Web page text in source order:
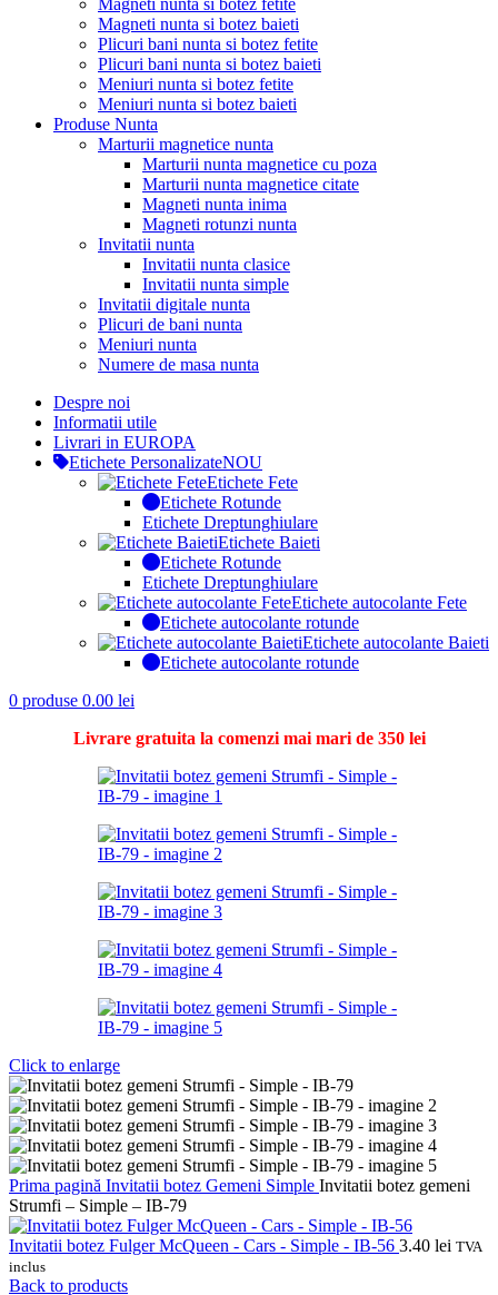
Magneti nunta si botez fetite
Magneti nunta si botez baieti
Plicuri bani nunta si botez fetite
Plicuri bani nunta si botez baieti
Meniuri nunta si botez fetite
Meniuri nunta si botez baieti
Produse Nunta
Marturii magnetice nunta
Marturii nunta magnetice cu poza
Marturii nunta magnetice citate
Magneti nunta inima
Magneti rotunzi nunta
Invitatii nunta
Invitatii nunta clasice
Invitatii nunta simple
Invitatii digitale nunta
Plicuri de bani nunta
Meniuri nunta
Numere de masa nunta
Despre noi
Informatii utile
Livrari in EUROPA
Etichete PersonalizateNOU
Etichete Fete
Etichete Rotunde
Etichete Dreptunghiulare
Etichete Baieti
Etichete Rotunde
Etichete Dreptunghiulare
Etichete autocolante Fete
Etichete autocolante rotunde
Etichete autocolante Baieti
Etichete autocolante rotunde
0 produse 0.00 lei
Livrare gratuita la comenzi mai mari de 350 lei
Click to enlarge
Prima pagină Invitatii botez Gemeni Simple Invitatii botez gemeni
Strumfi – Simple – IB-79
Invitatii botez Fulger McQueen - Cars - Simple - IB-56 3.40 lei TVA
inclus
Back to products